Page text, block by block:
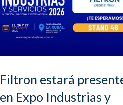
Filtron estará
en Expo Industrias y